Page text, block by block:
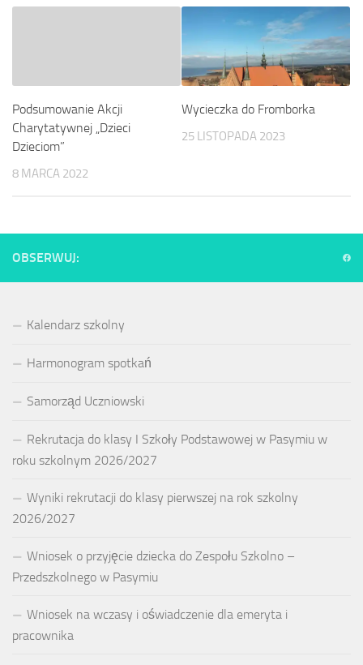
Podsumowanie Akcji
Charytatywnej „Dzieci
Dzieciom”
8 MARCA 2022
Wycieczka do Fromborka
25 LISTOPADA 2023
OBSERWUJ:
Kalendarz szkolny
Harmonogram spotkań
Samorząd Uczniowski
Rekrutacja do klasy I Szkoły Podstawowej w Pasymiu w
roku szkolnym 2026/2027
Wyniki rekrutacji do klasy pierwszej na rok szkolny
2026/2027
Wniosek o przyjęcie dziecka do Zespołu Szkolno –
Przedszkolnego w Pasymiu
Wniosek na wczasy i oświadczenie dla emeryta i
pracownika